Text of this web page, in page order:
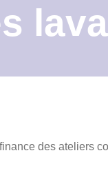
des ateliers